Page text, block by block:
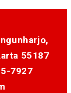
55187
7927